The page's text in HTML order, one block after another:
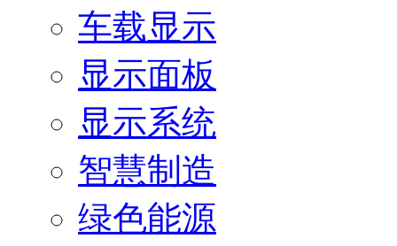
车载显示
显示面板
显示系统
智慧制造
绿色能源